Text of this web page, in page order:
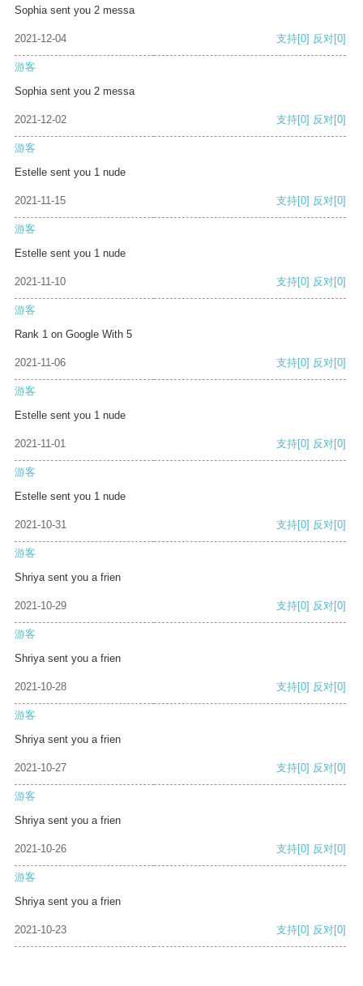
Sophia sent you 2 messa
2021-12-04 支持[0] 反对[0]
游客
Sophia sent you 2 messa
2021-12-02 支持[0] 反对[0]
游客
Estelle sent you 1 nude
2021-11-15 支持[0] 反对[0]
游客
Estelle sent you 1 nude
2021-11-10 支持[0] 反对[0]
游客
Rank 1 on Google With 5
2021-11-06 支持[0] 反对[0]
游客
Estelle sent you 1 nude
2021-11-01 支持[0] 反对[0]
游客
Estelle sent you 1 nude
2021-10-31 支持[0] 反对[0]
游客
Shriya sent you a frien
2021-10-29 支持[0] 反对[0]
游客
Shriya sent you a frien
2021-10-28 支持[0] 反对[0]
游客
Shriya sent you a frien
2021-10-27 支持[0] 反对[0]
游客
Shriya sent you a frien
2021-10-26 支持[0] 反对[0]
游客
Shriya sent you a frien
2021-10-23 支持[0] 反对[0]